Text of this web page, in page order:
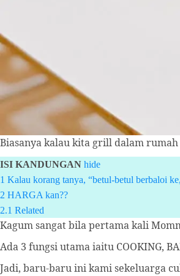
Biasanya kalau kita grill dalam
ISI KANDUNGAN hide
1 Kalau korang tanya, “betul-betul berbaloi
2 HARGA kan??
2.1 Related
Kagum sangat bila pertama kali
Ada 3 fungsi utama iaitu COOKING,
Jadi, baru-baru ini kami sekeluarga